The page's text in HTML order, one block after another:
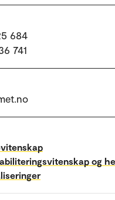
684
741
og